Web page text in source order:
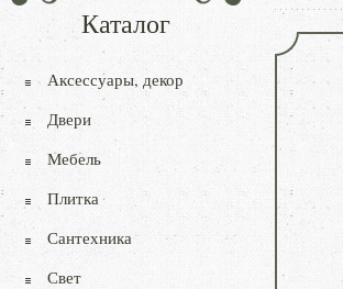
Каталог
Аксессуары, декор
Двери
Мебель
Плитка
Сантехника
Свет